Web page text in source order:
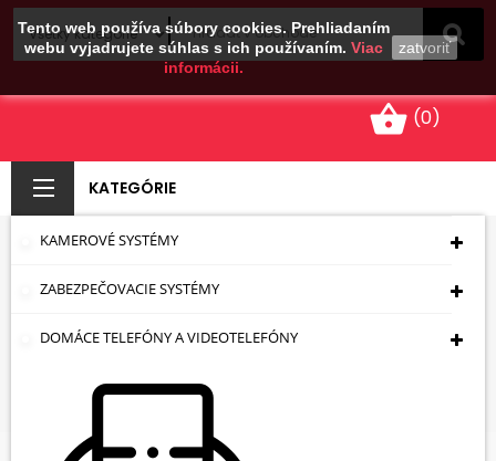
Tento web používa súbory cookies. Prehliadaním
webu vyjadrujete súhlas s ich používaním. Viac
informácii.
zatvoriť
shopping_basket (0)
KATEGÓRIE
KAMEROVÉ SYSTÉMY
ZABEZPEČOVACIE SYSTÉMY
DOMÁCE TELEFÓNY A VIDEOTELEFÓNY
LÍTIOVÁ BATÉRIA BAT-
CR2032*P2 ENERGIZER
Úvodná Stránka Napájanie
CR2032*P2 ENERGIZER